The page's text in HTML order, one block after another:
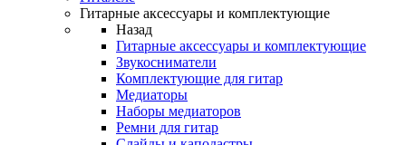
Гитарные аксессуары и комплектующие
Назад
Гитарные аксессуары и комплектующие
Звукосниматели
Комплектующие для гитар
Медиаторы
Наборы медиаторов
Ремни для гитар